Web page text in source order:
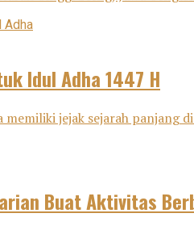
Idul Adha 1447 H
jejak sejarah
Buat Aktivitas